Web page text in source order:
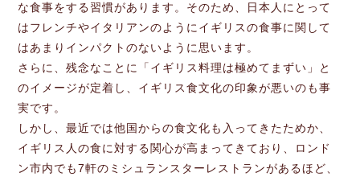
な食事をする習慣があります。そのため、日本人にとって
はフレンチやイタリアンのようにイギリスの食事に関して
はあまりインパクトのないように思います。
さらに、残念なことに「イギリス料理は極めてまずい」と
のイメージが定着し、イギリス食文化の印象が悪いのも事
実です。
しかし、最近では他国からの食文化も入ってきたためか、
イギリス人の食に対する関心が高まってきており、ロンド
ン市内でも7軒のミシュランスターレストランがあるほど、